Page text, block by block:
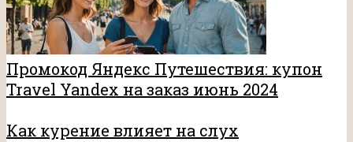
Промокод Яндекс Путешествия: купон
Travel Yandex на заказ июнь 2024
Как курение влияет на слух